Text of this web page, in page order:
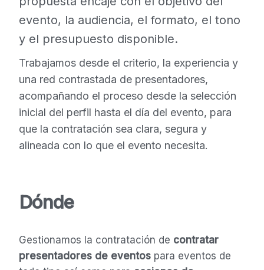
evento, la audiencia, el formato, el tono
y el presupuesto disponible.
Trabajamos desde el criterio, la experiencia y
una red contrastada de presentadores,
acompañando el proceso desde la selección
inicial del perfil hasta el día del evento, para
que la contratación sea clara, segura y
alineada con lo que el evento necesita.
Dónde
Gestionamos la contratación de contratar
presentadores de eventospara eventos de